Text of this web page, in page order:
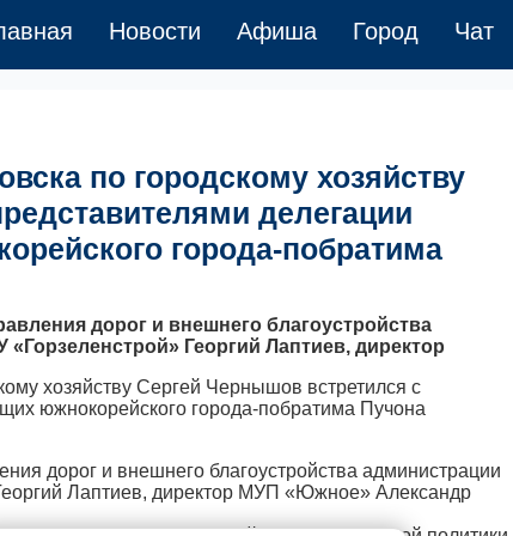
Новости Афиша Город Чат
по городскому хозяйству
делегации
города-побратима
дорог и внешнего благоустройства
Георгий Лаптиев, директор
дорог и внешнего благоустройства администрации
Лаптиев, директор МУП «Южное» Александр